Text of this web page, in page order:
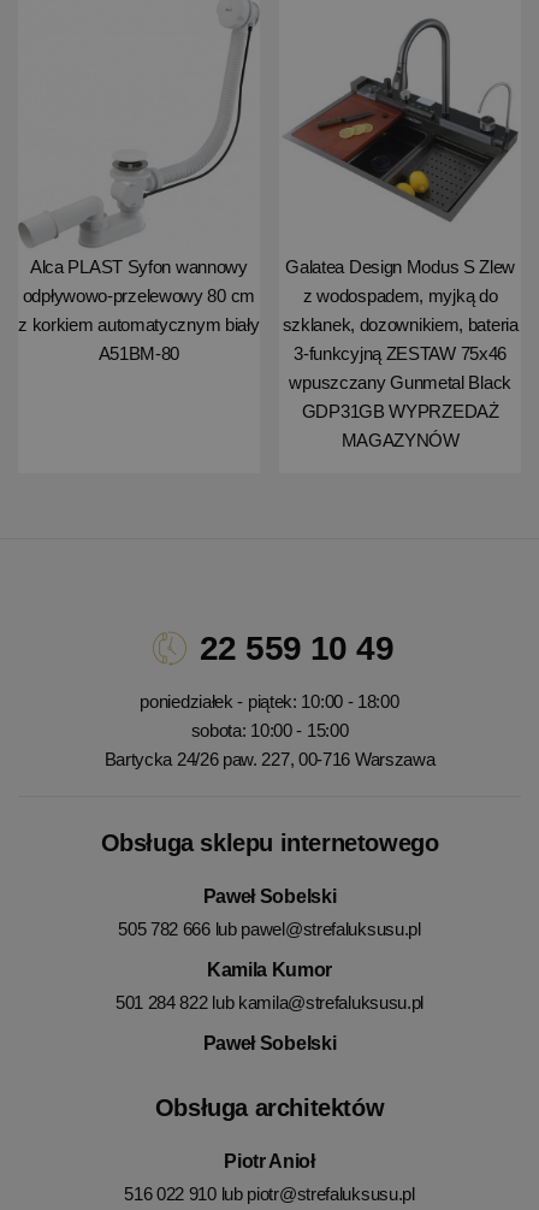
Alca PLAST Syfon wannowy
odpływowo-przelewowy 80 cm
z korkiem automatycznym biały
A51BM-80
Galatea Design Modus S Zlew
z wodospadem, myjką do
szklanek, dozownikiem, bateria
3-funkcyjną ZESTAW 75x46
wpuszczany Gunmetal Black
GDP31GB WYPRZEDAŻ
MAGAZYNÓW
22 559 10 49
poniedziałek - piątek: 10:00 - 18:00
sobota: 10:00 - 15:00
Bartycka 24/26 paw. 227, 00-716 Warszawa
Obsługa sklepu internetowego
Paweł Sobelski
505 782 666 lub pawel@strefaluksusu.pl
Kamila Kumor
501 284 822 lub kamila@strefaluksusu.pl
Paweł Sobelski
Obsługa architektów
Piotr Anioł
516 022 910 lub piotr@strefaluksusu.pl